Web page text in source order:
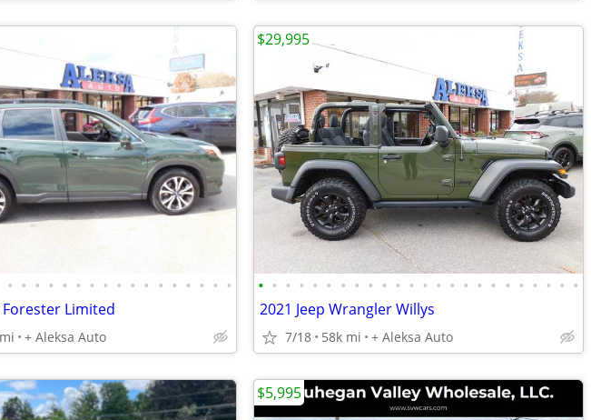
• • • • • • • • • • • • • • • • •
Limited
+ Aleksa Auto
• • • • • • • • • • • • • • • • • • • • • • • •
2021 Jeep Wrangler Willys
7/18 58k mi + Aleksa Auto
$29,995
$5,995